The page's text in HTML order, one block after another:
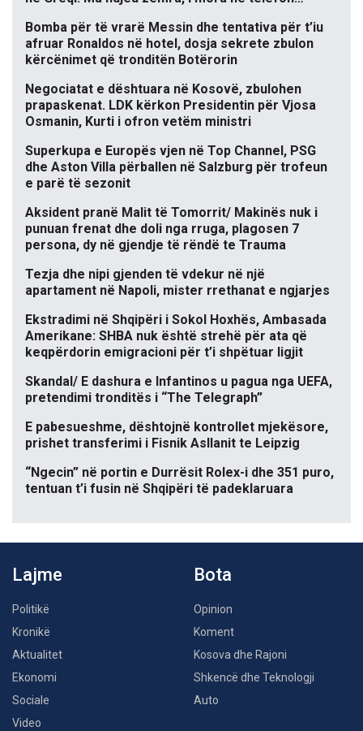
Bomba për të vrarë Messin dhe tentativa për t’iu
afruar Ronaldos në hotel, dosja sekrete zbulon
kërcënimet që tronditën Botërorin
Negociatat e dështuara në Kosovë, zbulohen
prapaskenat. LDK kërkon Presidentin për Vjosa
Osmanin, Kurti i ofron vetëm ministri
Superkupa e Europës vjen në Top Channel, PSG
dhe Aston Villa përballen në Salzburg për trofeun
e parë të sezonit
Aksident pranë Malit të Tomorrit/ Makinës nuk i
punuan frenat dhe doli nga rruga, plagosen 7
persona, dy në gjendje të rëndë te Trauma
Tezja dhe nipi gjenden të vdekur në një
apartament në Napoli, mister rrethanat e ngjarjes
Ekstradimi në Shqipëri i Sokol Hoxhës, Ambasada
Amerikane: SHBA nuk është strehë për ata që
keqpërdorin emigracioni për t’i shpëtuar ligjit
Skandal/ E dashura e Infantinos u pagua nga UEFA,
pretendimi tronditës i “The Telegraph”
E pabesueshme, dështojnë kontrollet mjekësore,
prishet transferimi i Fisnik Asllanit te Leipzig
“Ngecin” në portin e Durrësit Rolex-i dhe 351 puro,
tentuan t’i fusin në Shqipëri të padeklaruara
Lajme
Politikë
Kronikë
Aktualitet
Ekonomi
Sociale
Video
Bota
Opinion
Koment
Kosova dhe Rajoni
Shkencë dhe Teknologji
Auto